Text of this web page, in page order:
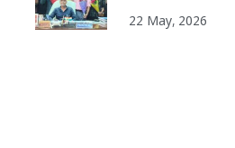
22 May, 2026